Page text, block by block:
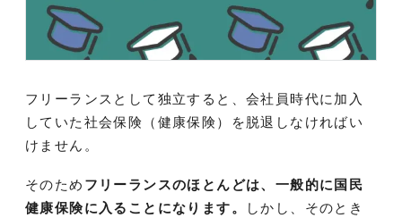
フリーランスとして独立すると、会社員時代に加入
していた社会保険（健康保険）を脱退しなければい
けません。
そのため フリーランスのほとんどは、一般的に国民
健康保険に入ることになります。
しかし、そのとき